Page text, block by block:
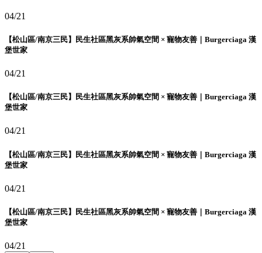
04/21
【松山區/南京三民】民生社區黑灰系帥氣空間 × 寵物友善｜Burgerciaga 漢
堡世家
04/21
【松山區/南京三民】民生社區黑灰系帥氣空間 × 寵物友善｜Burgerciaga 漢
堡世家
04/21
【松山區/南京三民】民生社區黑灰系帥氣空間 × 寵物友善｜Burgerciaga 漢
堡世家
04/21
【松山區/南京三民】民生社區黑灰系帥氣空間 × 寵物友善｜Burgerciaga 漢
堡世家
04/21